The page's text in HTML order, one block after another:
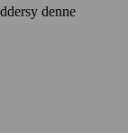
denne